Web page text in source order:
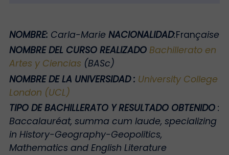
NOMBRE: Carla-Marie NACIONALIDAD:Française
NOMBRE DEL CURSO REALIZADO Bachillerato en
Artes y Ciencias (BASc)
NOMBRE DE LA UNIVERSIDAD: University College
London (UCL)
TIPO DE BACHILLERATO Y RESULTADO OBTENIDO :
Baccalauréat, summa cum laude, specializing
in History-Geography-Geopolitics,
Mathematics and English Literature